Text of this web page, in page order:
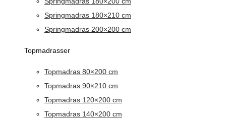
Springmadras 180×210 cm
Springmadras 200×200 cm
Topmadrasser
Topmadras 80×200 cm
Topmadras 90×210 cm
Topmadras 120×200 cm
Topmadras 140×200 cm